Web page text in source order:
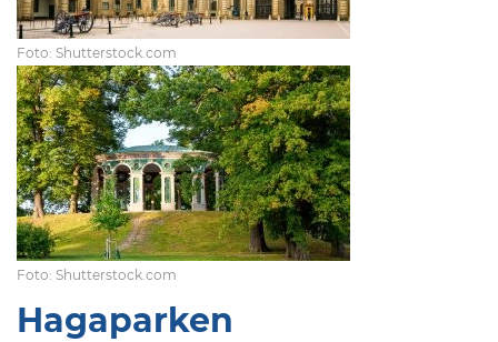
Foto: Shutterstock.com
Foto: Shutterstock.com
Hagaparken